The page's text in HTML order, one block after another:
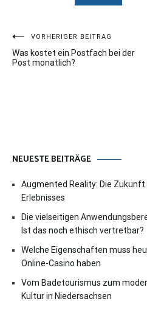
Beitragsnavigation
VORHERIGER BEITRAG
Was kostet ein Postfach bei der
Post monatlich?
NEUESTE BEITRÄGE
Augmented Reality: Die
Erlebnisses
Die vielseitigen
Ist das noch ethisch vertretbar?
Welche Eigenschaften muss
Online-Casino haben
Vom Badetourismus zum
Kultur in Niedersachsen